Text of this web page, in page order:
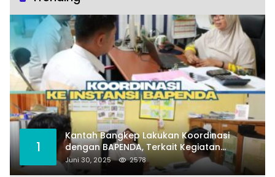
1
Kantah Bangkep Lakukan Koordinasi
dengan BAPENDA, Terkait Kegiatan
Fasilitasi Penilaian Tanah dan Ekonomi
Pertanahan
Juni 30, 2025 2578